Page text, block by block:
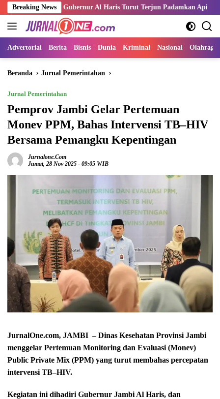
Langsung
ke
konten
Breaking News
Gubernur Al Haris Turut Terjun Padamkan Api
Advertorial Berita Bisnis Dunia Kriminal Nasional Olahraga
Beranda Jurnal Pemerintahan
Jurnal Pemerintahan
Pemprov Jambi Gelar Pertemuan
Monev PPM, Bahas Intervensi TB–HIV
Bersama Pemangku Kepentingan
Jurnalone.com
Jumat, 28 Nov 2025 - 09:05 WIB
JurnalOne.com, JAMBI – Dinas Kesehatan Provinsi Jambi
menggelar Pertemuan Monitoring dan Evaluasi (Monev)
Public Private Mix (PPM) yang turut membahas percepatan
intervensi TB–HIV.
Kegiatan ini dihadiri Gubernur Jambi Al Haris, dan